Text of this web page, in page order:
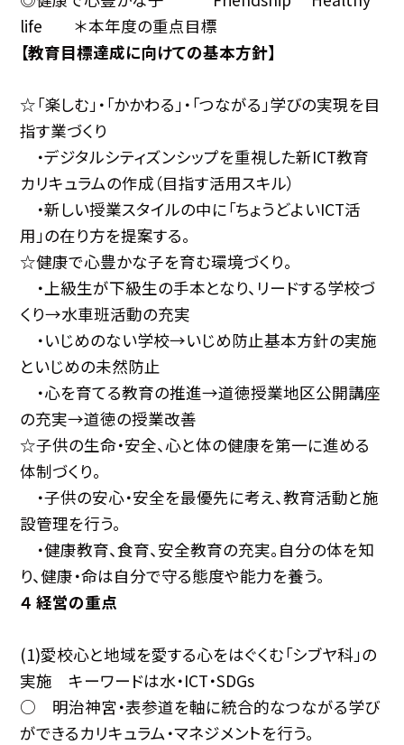
life ＊本年度の重点目標
【教育目標達成に向けての基本方針】
☆「楽しむ」・「かかわる」・「つながる」学びの実現を目
指す業づくり
・デジタルシティズンシップを重視した新ICT教育
カリキュラムの作成（目指す活用スキル）
・新しい授業スタイルの中に「ちょうどよいICT活
用」の在り方を提案する。
☆健康で心豊かな子を育む環境づくり。
・上級生が下級生の手本となり、リードする学校づ
くり→水車班活動の充実
・いじめのない学校→いじめ防止基本方針の実施
といじめの未然防止
・心を育てる教育の推進→道徳授業地区公開講座
の充実→道徳の授業改善
☆子供の生命・安全、心と体の健康を第一に進める
体制づくり。
・子供の安心・安全を最優先に考え、教育活動と施
設管理を行う。
・健康教育、食育、安全教育の充実。自分の体を知
り、健康・命は自分で守る態度や能力を養う。
４ 経営の重点
(1)愛校心と地域を愛する心をはぐくむ「シブヤ科」の
実施 キーワードは水・ICT・SDGs
○ 明治神宮・表参道を軸に統合的なつながる学び
ができるカリキュラム・マネジメントを行う。